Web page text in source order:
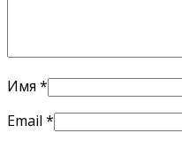
Имя *
Email *